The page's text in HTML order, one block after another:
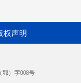
权声明
鄂）字008号